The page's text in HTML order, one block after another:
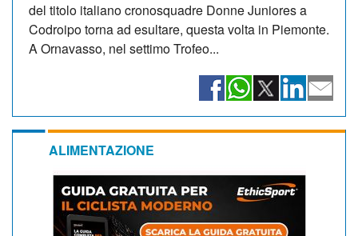
del titolo italiano cronosquadre Donne Juniores a
Codroipo torna ad esultare, questa volta in Piemonte.
A Ornavasso, nel settimo Trofeo...
ALIMENTAZIONE